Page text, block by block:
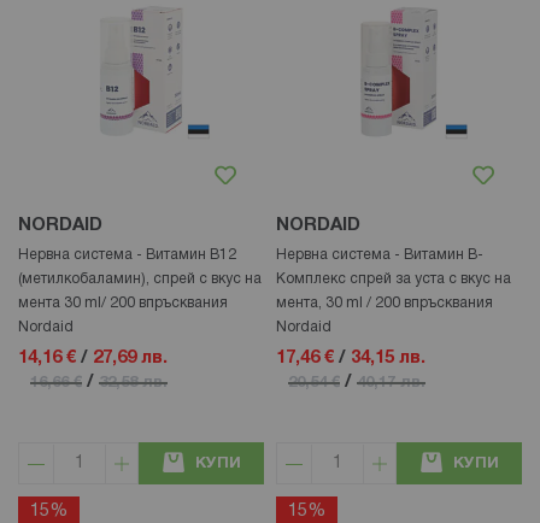
NORDAID
Нервна система - Витамин В12
(метилкобаламин), спрей с вкус на
мента 30 ml/ 200 впръсквания
Nordaid
14,16 € / 27,69 лв.
16,66 € / 32,58 лв.
КУПИ
NORDAID
Нервна система - Витамин В-
Комплекс спрей за уста с вкус на
мента, 30 ml / 200 впръсквания
Nordaid
17,46 € / 34,15 лв.
20,54 € / 40,17 лв.
КУПИ
15% 15%